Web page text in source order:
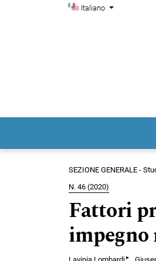
Salta al menu principale di
Salta al contenuto principale
Salta al piè di pagina del sitoCambia la lingua. La
Italiano
Menu di
Menu principale
SEZIONE GENERALE -
N. 46 (2020)
Fattori
▸